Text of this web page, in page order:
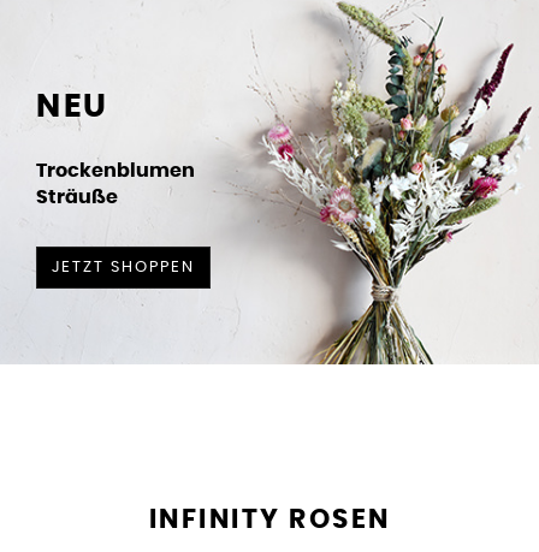
NEU
Trockenblumen
Sträuße
JETZT SHOPPEN
INFINITY ROSEN